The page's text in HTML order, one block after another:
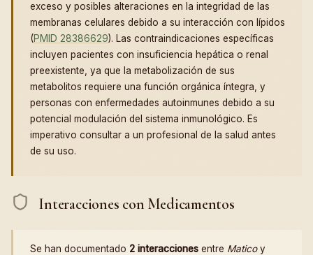
exceso y posibles alteraciones en la integridad de las
membranas celulares debido a su interacción con lípidos
(PMID 28386629). Las contraindicaciones específicas
incluyen pacientes con insuficiencia hepática o renal
preexistente, ya que la metabolización de sus
metabolitos requiere una función orgánica íntegra, y
personas con enfermedades autoinmunes debido a su
potencial modulación del sistema inmunológico. Es
imperativo consultar a un profesional de la salud antes
de su uso.
Interacciones con Medicamentos
Se han documentado 2 interacciones entre Maticoy